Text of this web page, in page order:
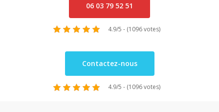
06 03 79 52 51
4.9/5 - (1096 votes)
Contactez-nous
4.9/5 - (1096 votes)